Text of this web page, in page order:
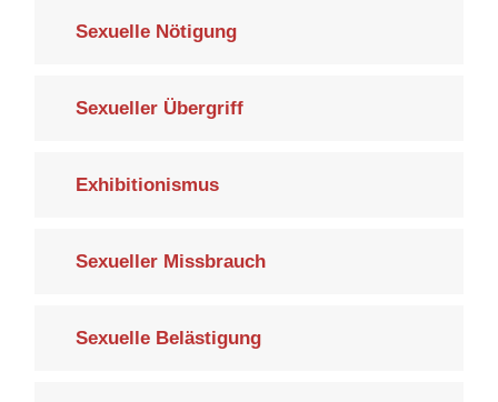
Sexuelle Nötigung
Sexueller Übergriff
Exhibitionismus
Sexueller Missbrauch
Sexuelle Belästigung